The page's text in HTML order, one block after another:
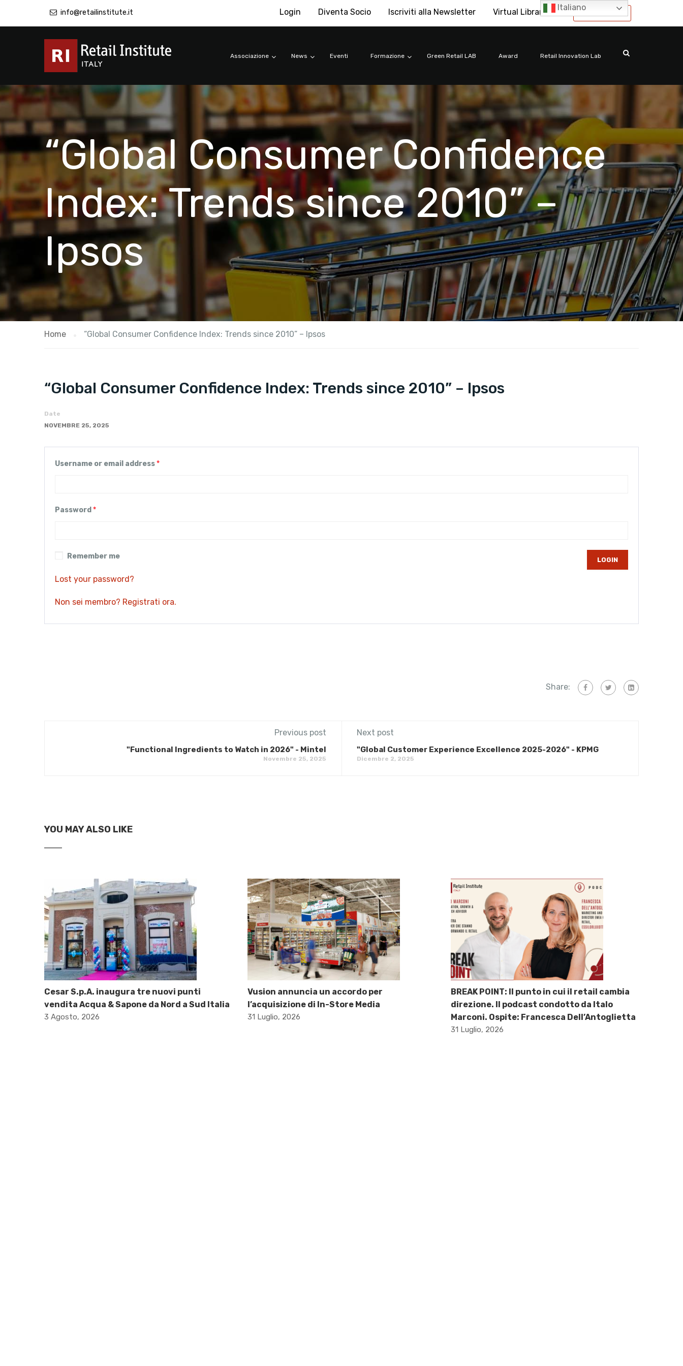
info@retailinstitute.it International
Login Diventa Socio Iscriviti alla Newsletter Virtual Library
Associazione News Eventi Formazione Green Retail LAB Award Retail Innovation Lab
“Global Consumer Confidence
Index: Trends since 2010” –
Ipsos
Home “Global Consumer Confidence Index: Trends since 2010” – Ipsos
“Global Consumer Confidence Index: Trends since 2010” – Ipsos
Date
NOVEMBRE 25, 2025
Username or email address*
Password *
Remember me
Lost your password?
Non sei membro? Registrati ora.
Share:
Previous post
"Functional Ingredients to Watch in 2026" - Mintel
Novembre 25, 2025
Next post
"Global Customer Experience Excellence 2025-2026" - KPMG
Dicembre 2, 2025
YOU MAY ALSO LIKE
Cesar S.p.A. inaugura tre nuovi punti
vendita Acqua & Sapone da Nord a Sud Italia
3 Agosto, 2026
Vusion annuncia un accordo per
l’acquisizione di In-Store Media
31 Luglio, 2026
BREAK POINT: Il punto in cui il retail cambia
direzione. Il podcast condotto da Italo
Marconi. Ospite: Francesca Dell’Antoglietta
31 Luglio, 2026
Italiano